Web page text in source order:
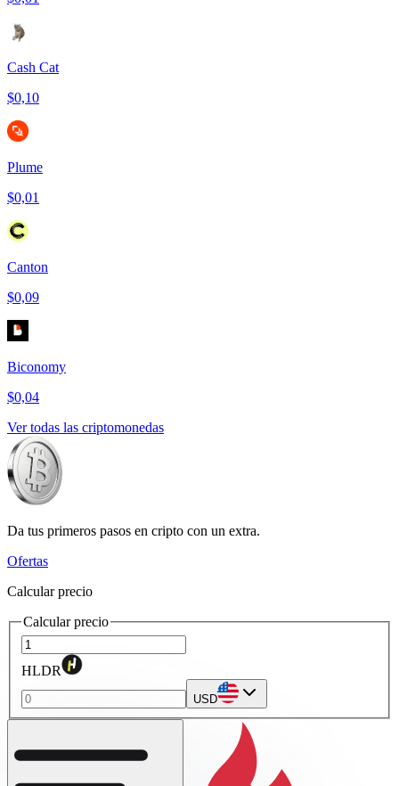
Cash Cat
$0,10
Plume
$0,01
Canton
$0,09
Biconomy
$0,04
Ver todas las criptomonedas
Da tus primeros pasos en cripto con un extra.
Ofertas
Calcular precio
Calcular precio
HLDR
USD